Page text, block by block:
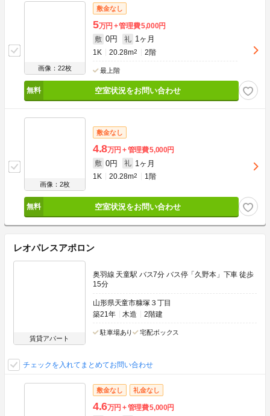
画像：22枚
敷金なし
5万円 管理費5,000円
敷 0円 礼 1ヶ月
1K 20.28m2 2階
最上階
空室状況をお問い合わせ
画像：2枚
敷金なし
4.8万円 管理費5,000円
敷 0円 礼 1ヶ月
1K 20.28m2 1階
空室状況をお問い合わせ
レオパレスアポロン
賃貸アパート
奥羽線 天童駅 バス7分 バス停「久野本」下車 徒歩
15分
山形県天童市糠塚３丁目
築21年
木造 2階建
駐車場あり 宅配ボックス
チェックを入れてまとめてお問い合わせ
敷金なし 礼金なし
4.6万円 管理費5,000円